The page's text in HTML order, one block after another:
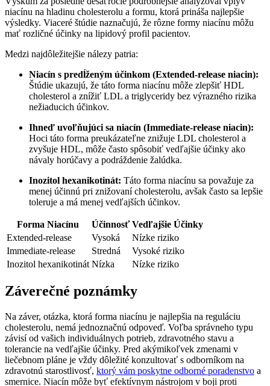
niacínu na hladinu cholesterolu a formu, ktorá prináša najlepšie
výsledky. Viaceré štúdie naznačujú, že rôzne formy niacínu môžu
mať rozličné účinky na lipidový profil pacientov.
Medzi najdôležitejšie nálezy patria:
Niacín s predĺženým účinkom (Extended-release niacin):
Štúdie ukazujú, že táto forma niacínu môže zlepšiť HDL
cholesterol a znížiť LDL a triglyceridy bez výrazného rizika
nežiaducich účinkov.
Ihneď uvoľňujúci sa niacín (Immediate-release niacin):
Hoci táto forma preukázateľne znižuje LDL cholesterol a
zvyšuje HDL, môže často spôsobiť vedľajšie účinky ako
návaly horúčavy a podráždenie žalúdka.
Inozitol hexanikotinát: Táto forma niacínu sa považuje za
menej účinnú pri znižovaní cholesterolu, avšak často sa lepšie
toleruje a má menej vedľajších účinkov.
Forma Niacínu Účinnosť Vedľajšie Účinky
Extended-release
Vysoká
Nízke riziko
Immediate-release
Stredná
Vysoké riziko
Inozitol hexanikotinát Nízka Nízke riziko
Záverečné poznámky
Na záver, otázka, ktorá forma niacínu je najlepšia na reguláciu
cholesterolu, nemá jednoznačnú odpoveď. Voľba správneho typu
závisí od vašich individuálnych potrieb, zdravotného stavu a
tolerancie na vedľajšie účinky. Pred akýmikoľvek zmenami v
liečebnom pláne je vždy dôležité konzultovať s odborníkom na
zdravotnú starostlivosť, ktorý vám poskytne odborné poradenstvo a
smernice. Niacín môže byť efektívnym nástrojom v boji proti